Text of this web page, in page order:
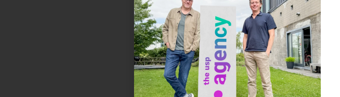
X2. Merkstrategie
X3. Portfolio Strategie